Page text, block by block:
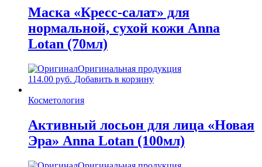
Маска «Кресс-салат» для
нормальной, сухой кожи Anna
Lotan (70мл)
Оригинальная продукция
114.00 руб. Добавить в корзину
Косметология
Активный лосьон для лица «Новая
Эра» Anna Lotan (100мл)